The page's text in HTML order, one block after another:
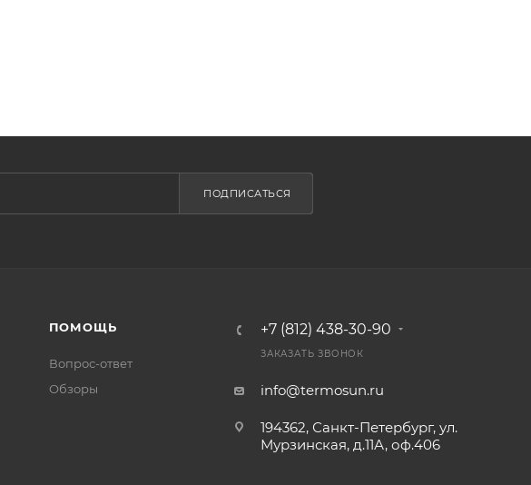
ПОДПИСАТЬСЯ
ПОМОЩЬ
Вопрос-ответ
Обзоры
+7 (812) 438-30-90
ЗАКАЗАТЬ ЗВОНОК
info@termosun.ru
194362, Санкт-Петербург, ул.
Мурзинская, д.11А, оф.406